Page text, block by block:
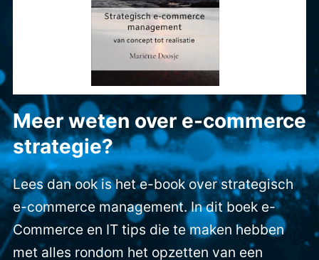
Meer weten over e-commerce
strategie?
Lees dan ook is het e-book over strategisch
e-commerce management. In dit boek e-
Commerce en IT tips die te maken hebben
met alles rondom het opzetten van een